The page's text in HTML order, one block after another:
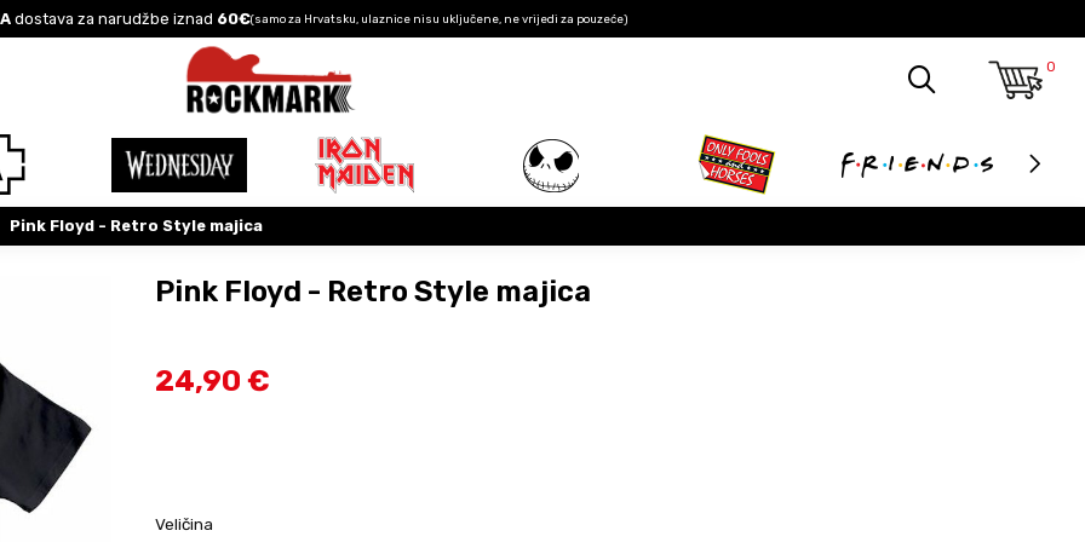
dostava za narudžbe iznad 60€(samo za Hrvatsku, ulaznice nisu uključene, ne vrijedi za pouzeće)
0
Pink Floyd - Retro Style majica
Pink Floyd - Retro Style majica
24,90 €
Veličina